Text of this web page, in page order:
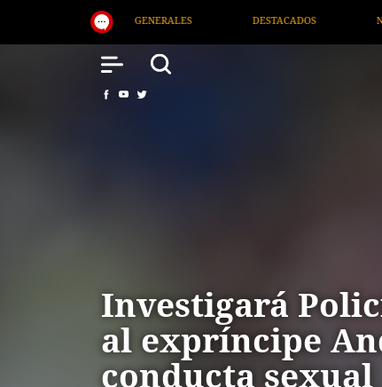
NACIONAL SALUD
Investigará
al expríncipe
conducta sexual